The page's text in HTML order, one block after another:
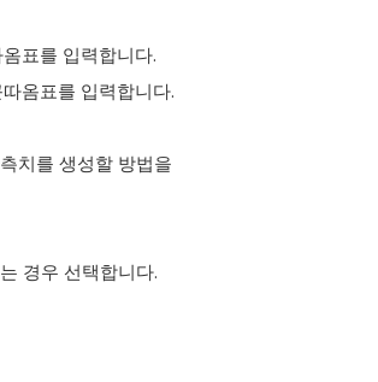
표를 입력합니다.
옴표를 입력합니다.
치를 생성할 방법을
경우 선택합니다.